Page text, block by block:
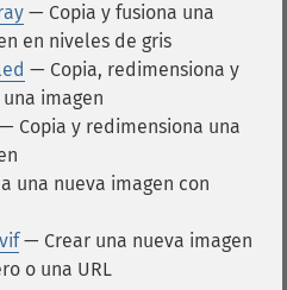
— Copia y fusiona una
en niveles de gris
— Copia, redimensiona y
imagen
— Copia y redimensiona una
una nueva imagen con
— Crear una nueva imagen
o una URL